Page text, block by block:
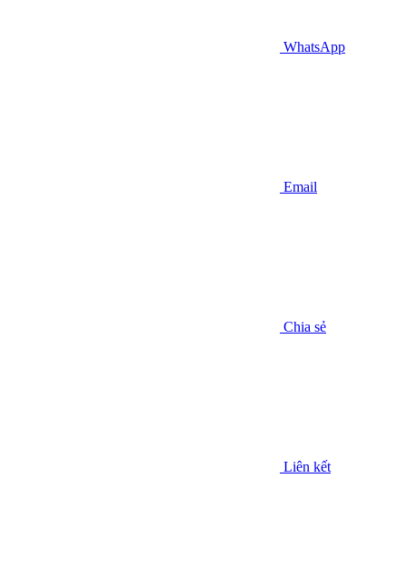
WhatsApp
Email
Chia sẻ
Liên kết